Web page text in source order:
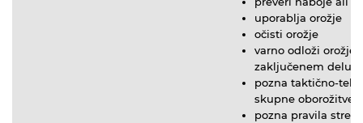
uporablja orožje
očisti orožje
varno odloži orožje
zaključenem delu
pozna taktično-
skupne oborožitve
pozna pravila